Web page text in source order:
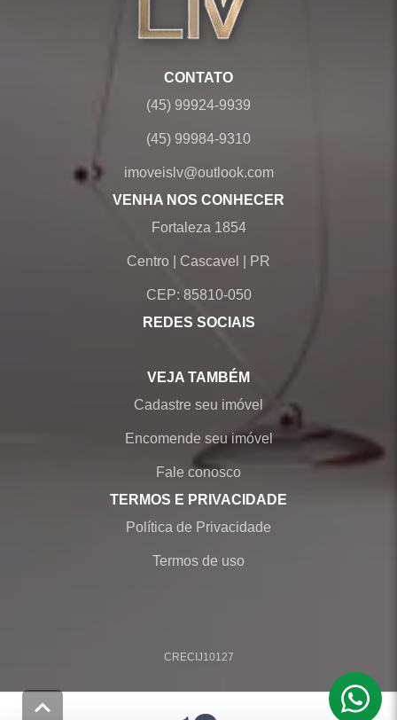
CONTATO
(45) 99924-9939
(45) 99984-9310
imoveislv@outlook.com
VENHA NOS CONHECER
Fortaleza 1854
Centro Cascavel PR
CEP: 85810-050
REDES SOCIAIS
VEJA TAMBÉM
Cadastre seu imóvel
Encomende seu imóvel
Fale conosco
TERMOS E PRIVACIDADE
Política de Privacidade
Termos de uso
CRECIJ10127